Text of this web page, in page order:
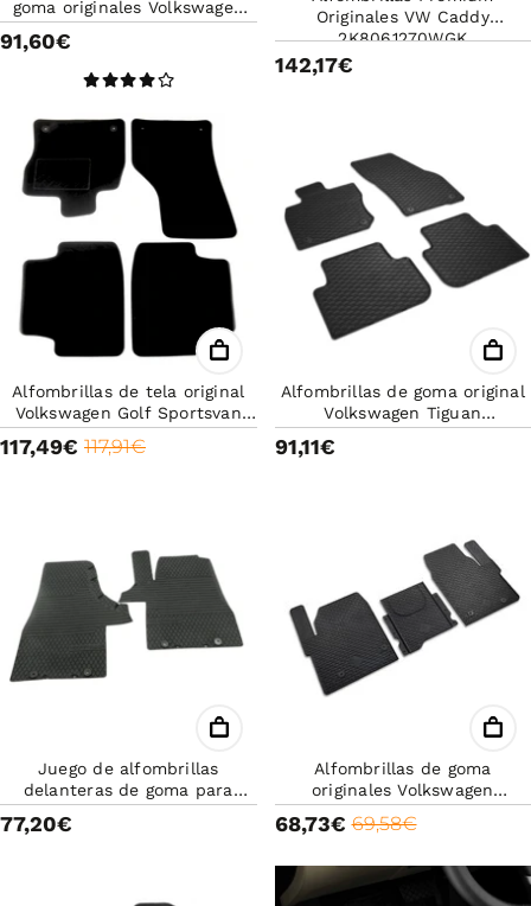
goma originales Volkswagen
delanteras y traseras para
91,60€
Originales VW Caddy
2K8061270WGK
142,17€
Alfombrillas de tela original
Volkswagen Golf Sportsvan
2014 en adelante
117,91€
117,49€
Alfombrillas de goma original
Volkswagen Tiguan
571061550041
91,11€
Juego de alfombrillas
delanteras de goma para
Volkswagen Transporter 2018
7H1061502B82V
77,20€
Alfombrillas de goma
originales Volkswagen
Transporter y Caravelle
7TG061502D82V
69,58€
68,73€